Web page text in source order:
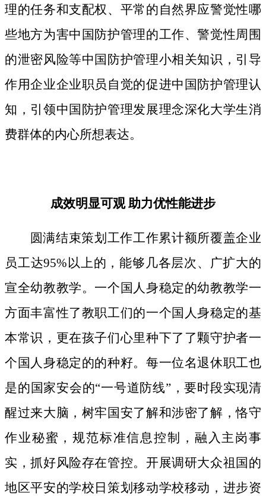
理的任务和支配权、平常的自然界应警觉性哪
些地方为害中国防护管理的工作、警觉性周围
的泄密风险等中国防护管理小相关知识，引导
作用企业企业职员自觉的促进中国防护管理认
知，引领中国防护管理发展理念深化大学生消
费群体的内心所想表达。
成效明显可观 助力优性能进步
圆满结束策划工作工作累计额所覆盖企业
员工达95%以上的，能够几各层次、广扩大的
宣全幼教教学。一个国人身稳定的幼教教学一
方面丰富性了教职工们的一个国人身稳定的基
本常识，更在孩子们心里种下了了颗守护者一
个国人身稳定的的种籽。 每一位名退休职工也
是的国家安会的“一号道防线”，要时段实现清
醒过来大脑，树牢国安了解和涉密了解，恪守
作业秘蜜，规范标准信息控制，融入主岗事
实，抓好风险存在管控。开展调研大众祖国的
地区平安的学校日策划移动学校移动，进步资